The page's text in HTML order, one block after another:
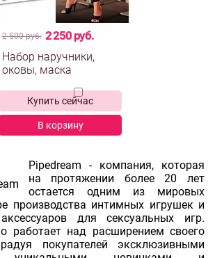
2 250 руб.
2 500 руб.
Купить сейчас
В корзину
Рipedream - компания, которая
на протяжении более 20 лет
остается одним из мировых
производства интимных игрушек и
для сексуальных игр.
работает над расширением своего
покупателей эксклюзивными